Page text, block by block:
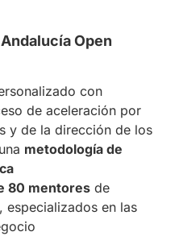
Open
con
de aceleración por
y de la dirección de los
metodología de
80 mentoresde
en las